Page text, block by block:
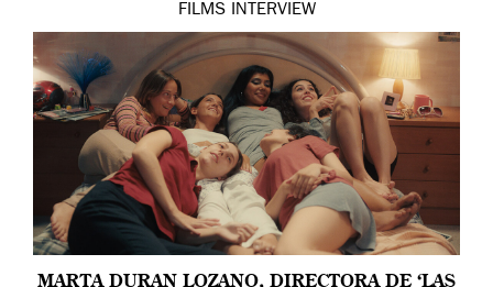
FILMS INTERVIEW
MARTA DURAN LOZANO, DIRECTORA DE ‘LAS